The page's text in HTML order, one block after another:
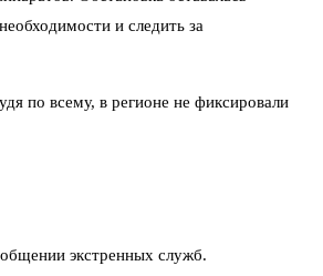
и следить за
по всему, в регионе не фиксировали
экстренных служб.